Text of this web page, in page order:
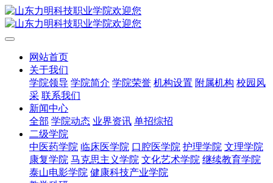
网站首页
关于我们
学院领导 学院简介 学院荣誉 机构设置 附属机构 校园风
采 联系我们
新闻中心
全部 学院动态 业界资讯 单招综招
二级学院
中医药学院 临床医学院 口腔医学院 护理学院 文理学院
康复学院 马克思主义学院 文化艺术学院 继续教育学院
泰山电影学院 健康科技产业学院